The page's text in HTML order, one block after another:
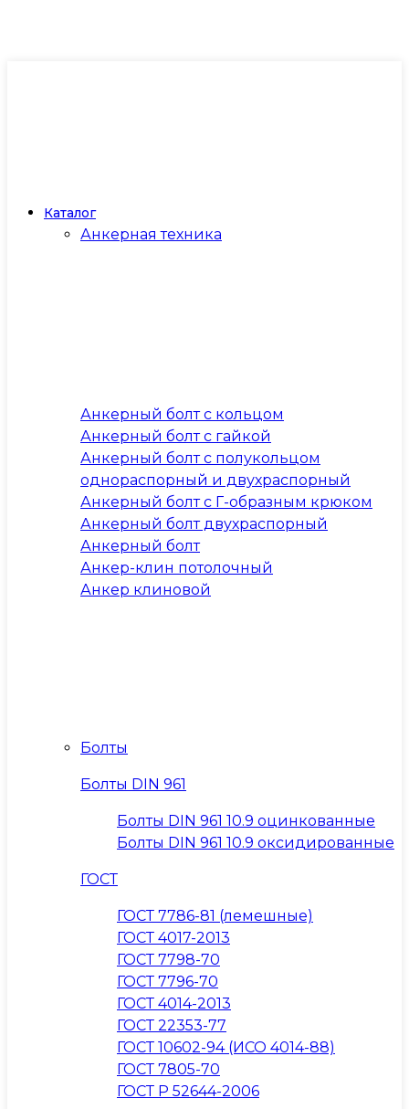
Каталог
Анкерная техника
Анкерный болт с кольцом
Анкерный болт с гайкой
Анкерный болт с полукольцом
однораспорный и двухраспорный
Анкерный болт с Г-образным крюком
Анкерный болт двухраспорный
Анкерный болт
Анкер-клин потолочный
Анкер клиновой
Болты
Болты DIN 961
Болты DIN 961 10.9 оцинкованные
Болты DIN 961 10.9 оксидированные
ГОСТ
ГОСТ 7786-81 (лемешные)
ГОСТ 4017-2013
ГОСТ 7798-70
ГОСТ 7796-70
ГОСТ 4014-2013
ГОСТ 22353-77
ГОСТ 10602-94 (ИСО 4014-88)
ГОСТ 7805-70
ГОСТ Р 52644-2006